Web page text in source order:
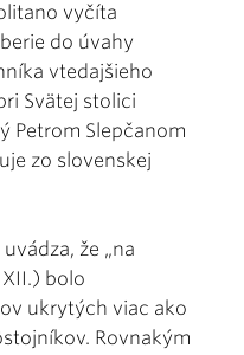
vyčíta
do úvahy
vtedajšieho
Svätej stolici
Petrom Slepčanom
zo slovenskej
že „na
bolo
ukrytých viac ako
Rovnakým